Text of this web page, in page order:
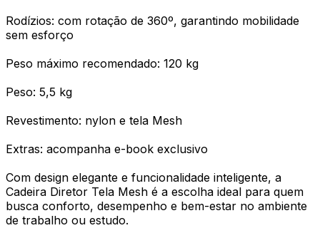
Rodízios: com rotação de 360º, garantindo mobilidade
sem esforço
Peso máximo recomendado: 120 kg
Peso: 5,5 kg
Revestimento: nylon e tela Mesh
Extras: acompanha e-book exclusivo
Com design elegante e funcionalidade inteligente, a
Cadeira Diretor Tela Mesh é a escolha ideal para quem
busca conforto, desempenho e bem-estar no ambiente
de trabalho ou estudo.